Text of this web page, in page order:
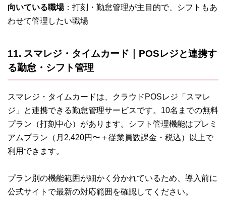
向いている職場：打刻・勤怠管理が主目的で、シフトもあ
わせて管理したい職場
11. スマレジ・タイムカード｜POSレジと連携す
る勤怠・シフト管理
スマレジ・タイムカードは、クラウドPOSレジ「スマレ
ジ」と連携できる勤怠管理サービスです。10名までの無料
プラン（打刻中心）があります。シフト管理機能はプレミ
アムプラン（月2,420円〜＋従業員数課金・税込）以上で
利用できます。
プラン別の機能範囲が細かく分かれているため、導入前に
公式サイトで最新の対応範囲を確認してください。